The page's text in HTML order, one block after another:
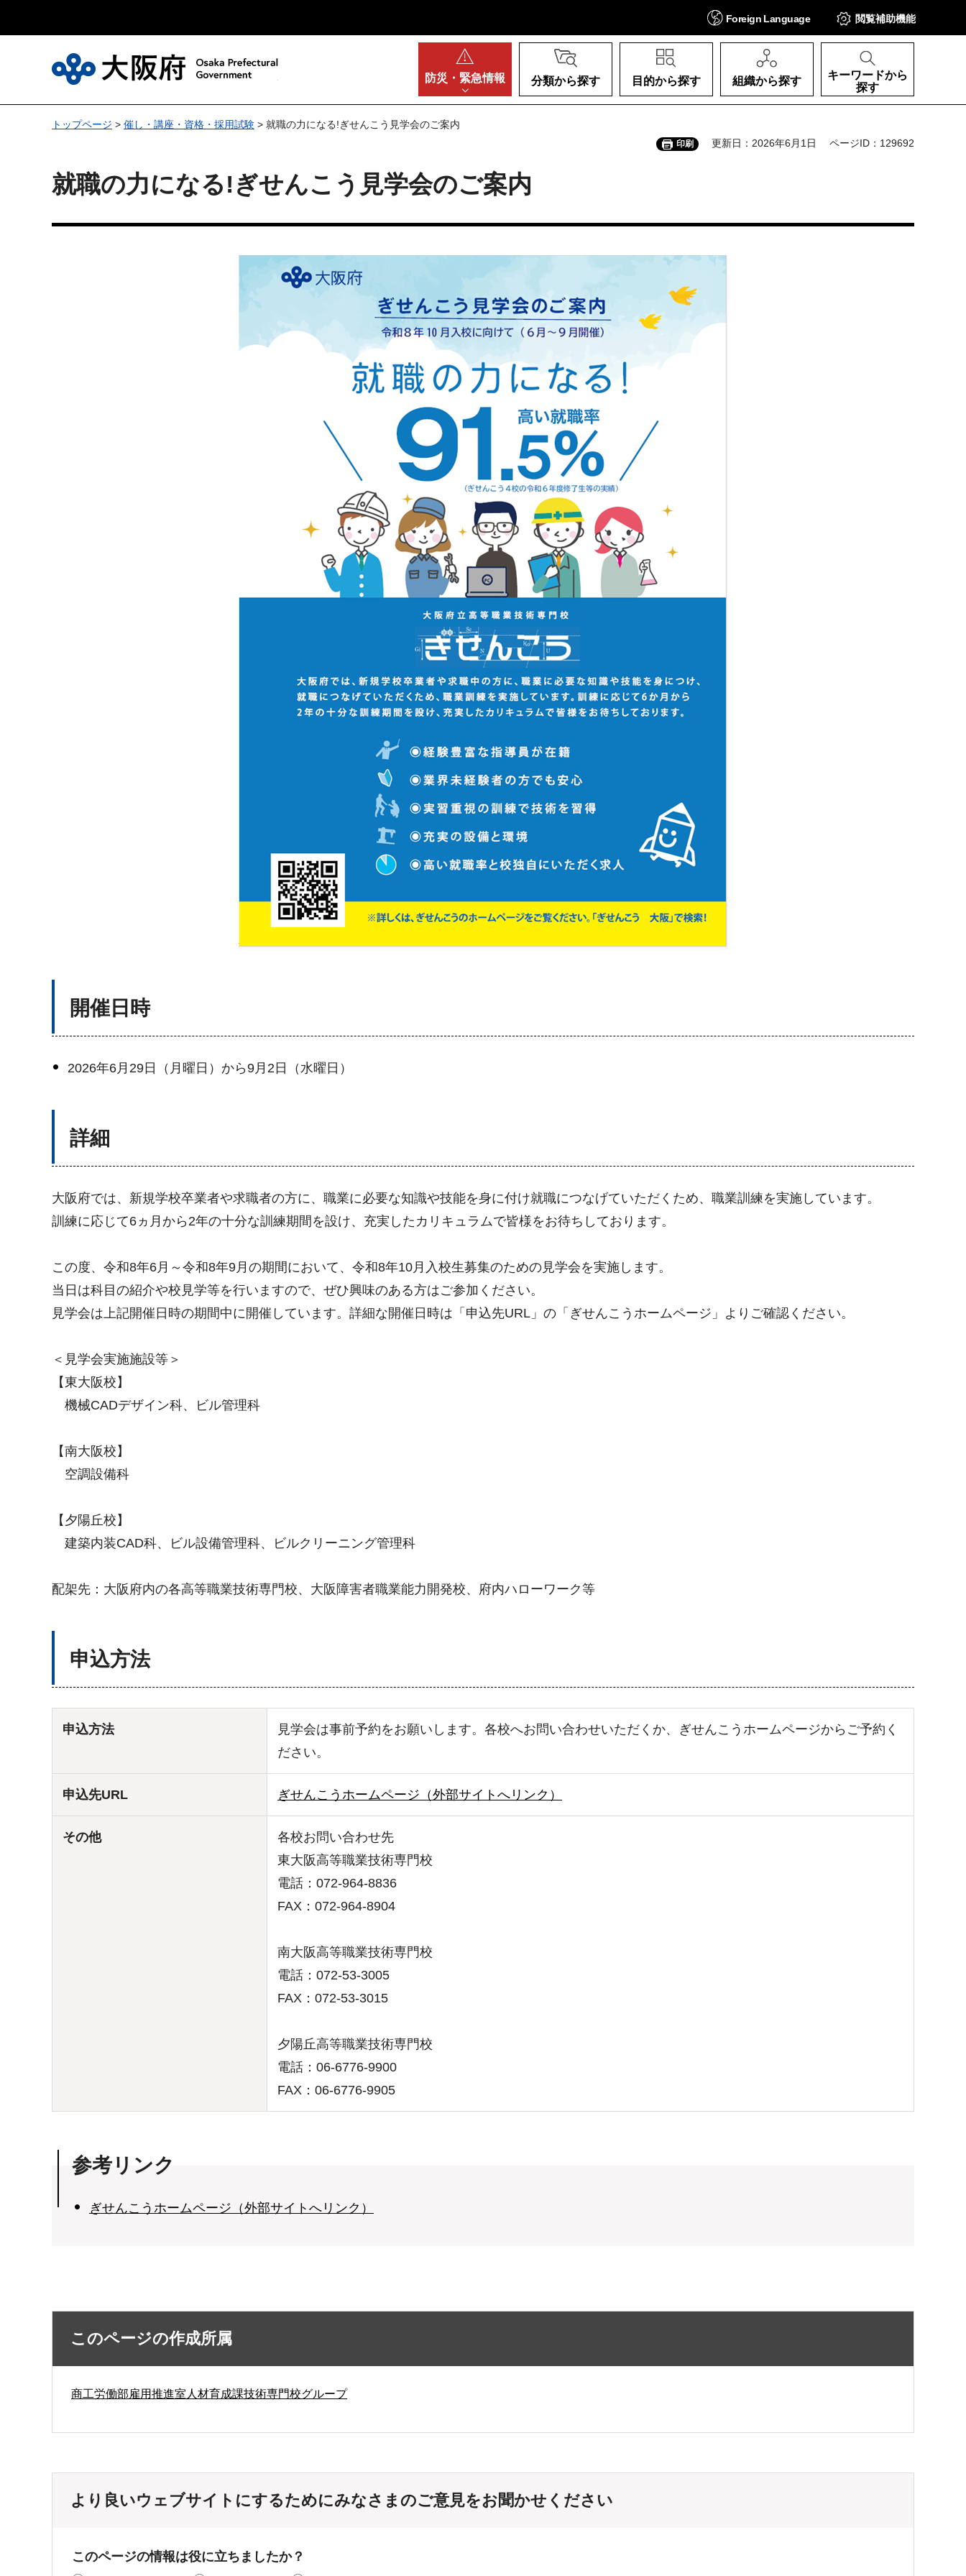
Foreign Language 閲覧補助機能
防災・ 緊急情報 分類から探す 目的から探す 組織から探す
キーワードから
探す
トップページ > 催し・講座・資格・採用試験 > 就職の力になる!ぎせんこう見学会のご案内
印刷 更新日：2026年6月1日 ページID：129692
就職の力になる!ぎせんこう見学会のご案内
開催日時
2026年6月29日（月曜日）から9月2日（水曜日）
詳細
大阪府では、新規学校卒業者や求職者の方に、職業に必要な知識や技能を身に付け就職につなげていただくため、職業訓練を実施しています。
訓練に応じて6ヵ月から2年の十分な訓練期間を設け、充実したカリキュラムで皆様をお待ちしております。
この度、令和8年6月～令和8年9月の期間において、令和8年10月入校生募集のための見学会を実施します。
当日は科目の紹介や校見学等を行いますので、ぜひ興味のある方はご参加ください。
見学会は上記開催日時の期間中に開催しています。詳細な開催日時は「申込先URL」の「ぎせんこうホームページ」よりご確認ください。
＜見学会実施施設等＞
【東大阪校】
機械CADデザイン科、ビル管理科
【南大阪校】
空調設備科
【夕陽丘校】
建築内装CAD科、ビル設備管理科、ビルクリーニング管理科
配架先：大阪府内の各高等職業技術専門校、大阪障害者職業能力開発校、府内ハローワーク等
申込方法
申込方法
見学会は事前予約をお願いします。各校へお問い合わせいただくか、ぎせんこうホームページからご予約く
ださい。
申込先URL ぎせんこうホームページ（外部サイトへリンク）
その他
各校お問い合わせ先
東大阪高等職業技術専門校
電話：072-964-8836
FAX：072-964-8904
南大阪高等職業技術専門校
電話：072-53-3005
FAX：072-53-3015
夕陽丘高等職業技術専門校
電話：06-6776-9900
FAX：06-6776-9905
参考リンク
ぎせんこうホームページ（外部サイトへリンク）
このページの作成所属
商工労働部雇用推進室人材育成課技術専門校グループ
より良いウェブサイトにするためにみなさまのご意見をお聞かせください
このページの情報は役に立ちましたか？